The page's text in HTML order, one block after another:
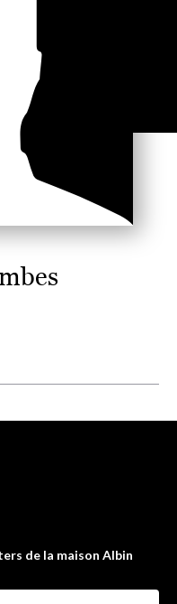
de la maison Albin